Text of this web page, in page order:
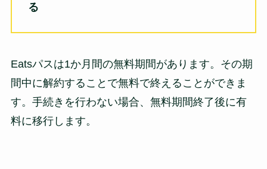
る
Eatsパスは1か月間の無料期間があります。その期
間中に解約することで無料で終えることができま
す。手続きを行わない場合、無料期間終了後に有
料に移行します。